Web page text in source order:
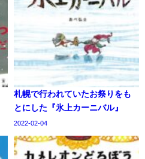
札幌で行われていたお祭りをも
とにした『氷上カーニバル』
2022-02-04